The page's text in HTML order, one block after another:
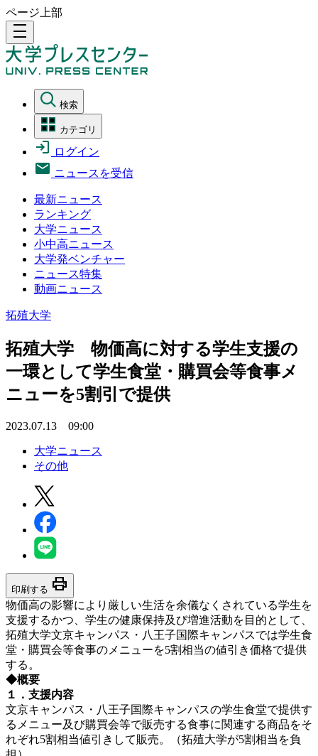
ページ上部
density_medium
検索
カテゴリ
ログイン
ニュースを受信
最新ニュース
ランキング
大学ニュース
小中高ニュース
大学発ベンチャー
ニュース特集
動画ニュース
拓殖大学
拓殖大学 物価高に対する学生支援の
一環として学生食堂・購買会等食事メ
ニューを5割引で提供
2023.07.13 09:00
大学ニュース
その他
印刷する print
物価高の影響により厳しい生活を余儀なくされている学生を
支援するかつ、学生の健康保持及び増進活動を目的として、
拓殖大学文京キャンパス・八王子国際キャンパスでは学生食
堂・購買会等食事のメニューを5割相当の値引き価格で提供
する。
◆概要
１．支援内容
文京キャンパス・八王子国際キャンパスの学生食堂で提供す
るメニュー及び購買会等で販売する食事に関連する商品をそ
れぞれ5割相当値引きして販売。（拓殖大学が5割相当を負